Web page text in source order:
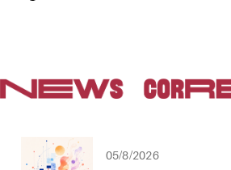
05/8/2026